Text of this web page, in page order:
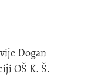
Dogan
OŠ K. Š.